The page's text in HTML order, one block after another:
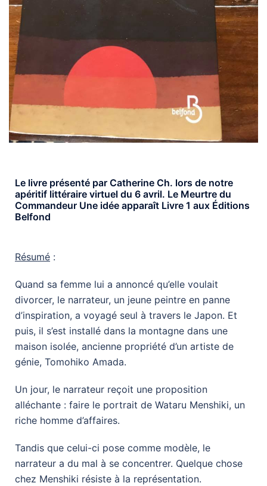
Le livre présenté par Catherine Ch. lors de notre
apéritif littéraire virtuel du 6 avril. Le Meurtre du
Commandeur Une idée apparaît Livre 1 aux Éditions
Belfond
Résumé :
Quand sa femme lui a annoncé qu’elle voulait
divorcer, le narrateur, un jeune peintre en panne
d’inspiration, a voyagé seul à travers le Japon. Et
puis, il s’est installé dans la montagne dans une
maison isolée, ancienne propriété d’un artiste de
génie, Tomohiko Amada.
Un jour, le narrateur reçoit une proposition
alléchante : faire le portrait de Wataru Menshiki, un
riche homme d’affaires.
Tandis que celui-ci pose comme modèle, le
narrateur a du mal à se concentrer. Quelque chose
chez Menshiki résiste à la représentation.